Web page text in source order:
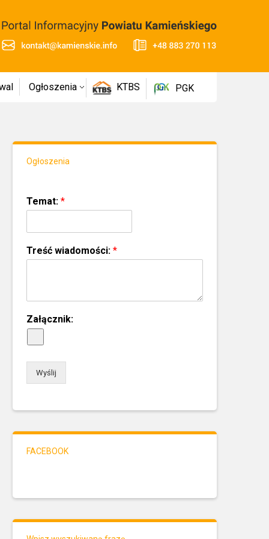
Ogłoszenia KTBS PGK
Ogłoszenia
Temat: *
Treść wiadomości: *
Załącznik:
Wyślij
FACEBOOK